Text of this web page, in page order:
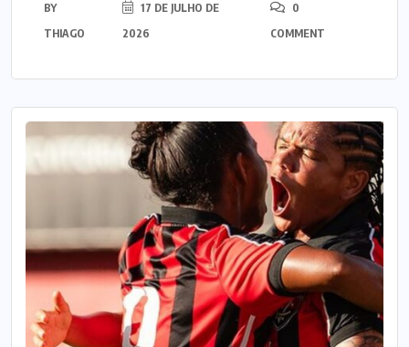
BY
THIAGO
17 DE JULHO DE
2026
0
COMMENT